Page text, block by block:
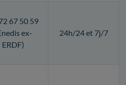
67 50 59
ex-
ERDF)
24h/24 et 7j/7